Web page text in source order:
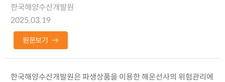
한국해양수산개발원
2025.03.19
원문보기
한국해양수산개발원은 파생상품을 이용한 해운선사의 위험관리에